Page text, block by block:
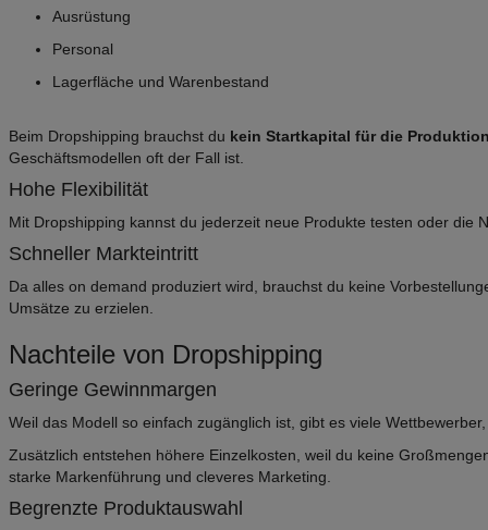
Ausrüstung
Personal
Lagerfläche und Warenbestand
Beim Dropshipping brauchst du kein Startkapital für die
Geschäftsmodellen oft der Fall ist.
Hohe Flexibilität
Mit Dropshipping kannst du jederzeit neue Produkte testen oder die
Schneller Markteintritt
Da alles on demand produziert wird, brauchst du keine
Umsätze zu erzielen.
Nachteile von Dropshipping
Geringe Gewinnmargen
Weil das Modell so einfach zugänglich ist, gibt es viele
Zusätzlich entstehen höhere Einzelkosten, weil du keine
starke Markenführung und cleveres Marketing.
Begrenzte Produktauswahl